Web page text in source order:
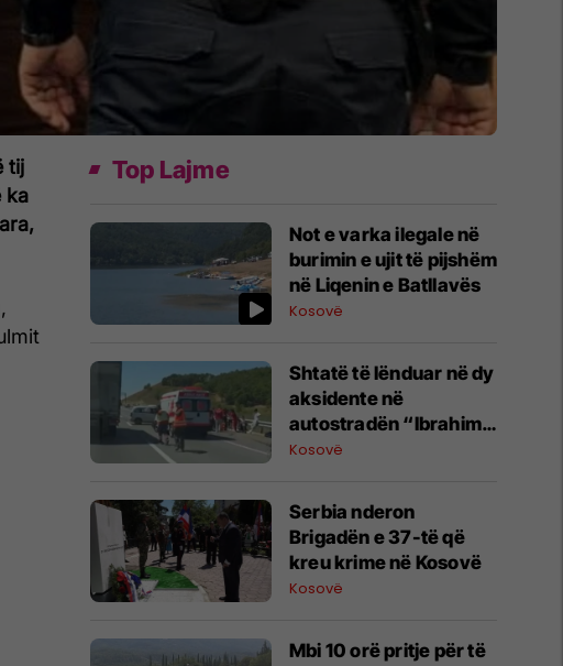
tij
ka
Top Lajme
Not e varka ilegale në
burimin e ujit të pijshëm
në Liqenin e Batllavës
Kosovë
Shtatë të lënduar në dy
aksidente në
autostradën “Ibrahim
Rugova”
Kosovë
​Serbia nderon
Brigadën e 37-të që
kreu krime në Kosovë
Kosovë
Mbi 10 orë pritje për të